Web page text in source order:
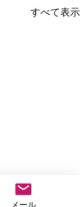
すべて表示
メール